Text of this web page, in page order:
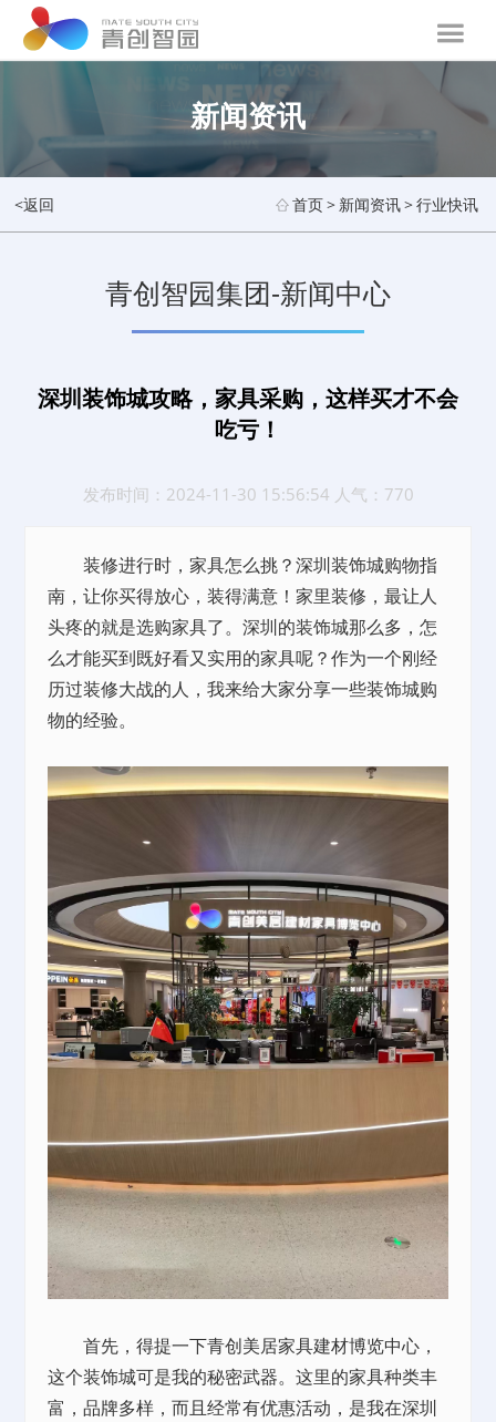
新闻资讯
<返回 首页> 新闻资讯>行业快讯
青创智园集团-新闻中心
深圳装饰城攻略，家具采购，这样买才不会
吃亏！
发布时间：2024-11-30 15:56:54 人气：770
装修进行时，家具怎么挑？深圳装饰城购物指
南，让你买得放心，装得满意！家里装修，最让人
头疼的就是选购家具了。深圳的装饰城那么多，怎
么才能买到既好看又实用的家具呢？作为一个刚经
历过装修大战的人，我来给大家分享一些装饰城购
物的经验。
首先，得提一下青创美居家具建材博览中心，
这个装饰城可是我的秘密武器。这里的家具种类丰
富，品牌多样，而且经常有优惠活动，是我在深圳